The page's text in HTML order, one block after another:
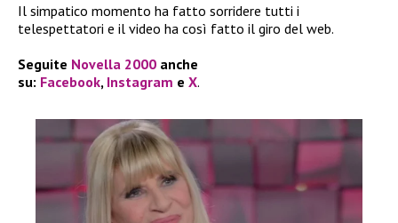
Il simpatico momento ha fatto sorridere tutti i
telespettatori e il video ha così fatto il giro del web.
Seguite Novella 2000 anche
su: Facebook, Instagram e X.